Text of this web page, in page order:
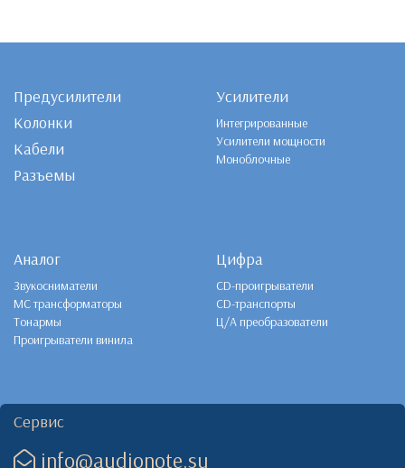
Предусилители
Колонки
Кабели
Разъемы
Усилители
Интегрированные
Усилители мощности
Моноблочные
Аналог
Звукосниматели
MC трансформаторы
Тонармы
Проигрыватели винила
Цифра
CD-проигрыватели
CD-транспорты
Ц/А преобразователи
Сервис
info@audionote.su